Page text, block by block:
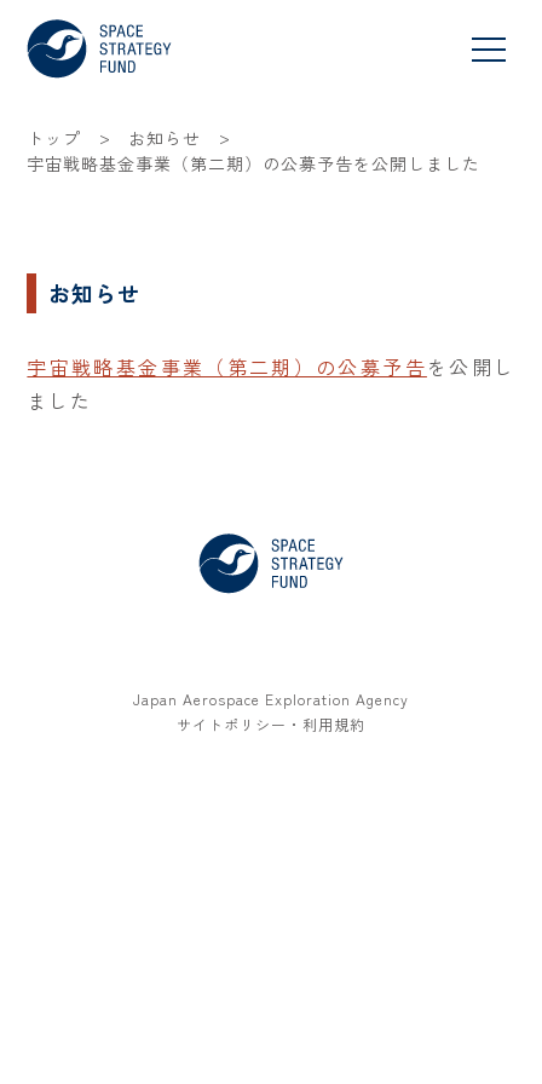
トップ > お知らせ
>
宇宙戦略基金事業（第二期）の公募予告を公開しました
お知らせ
宇宙戦略基金事業（第二期）の公募予告を公開し
ました
Japan Aerospace Exploration Agency
サイトポリシー・利用規約